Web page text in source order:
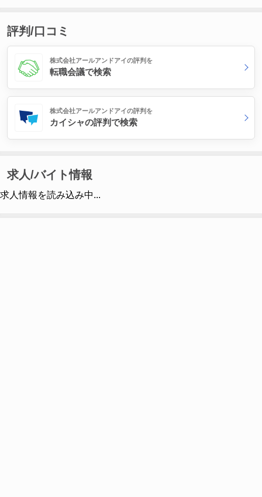
評判/口コミ
株式会社アールアンドアイの評判を
転職会議で検索
株式会社アールアンドアイの評判を
カイシャの評判で検索
求人/バイト情報
求人情報を読み込み中...